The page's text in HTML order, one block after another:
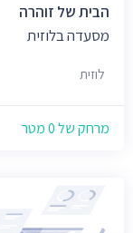
הבית של זוהרה
מסעדה בלוזית
לוזית
מרחק של 0 מטר